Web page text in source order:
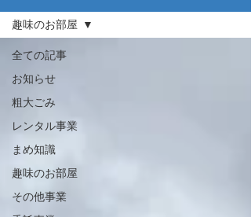
全ての記事
お知らせ
粗大ごみ
レンタル事業
まめ知識
趣味のお部屋
その他事業
趣味のお部屋